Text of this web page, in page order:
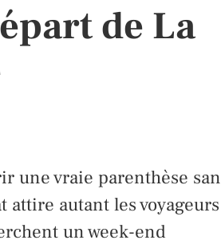
de La
une vraie parenthèse
autant les voyageurs
un week-end